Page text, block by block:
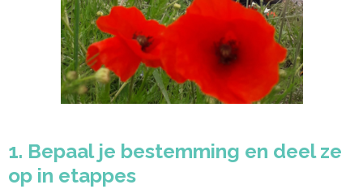
1. Bepaal je bestemming en deel ze
op in etappes